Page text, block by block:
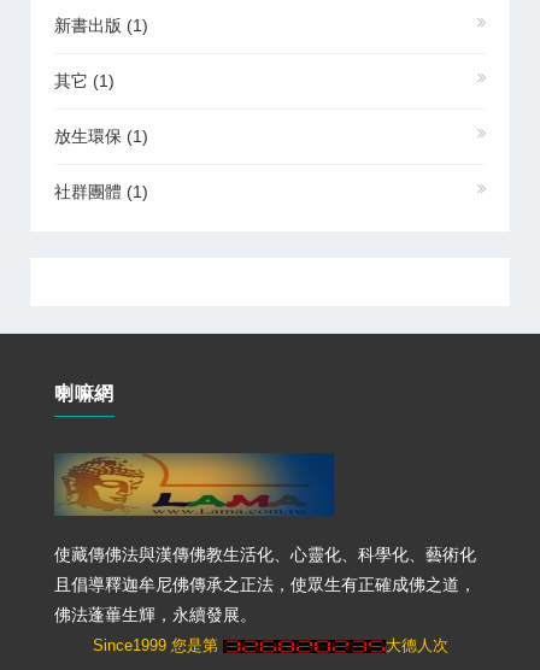
新書出版 (1)
其它 (1)
放生環保 (1)
社群團體 (1)
喇嘛網
使藏傳佛法與漢傳佛教生活化、心靈化、科學化、藝術化
且倡導釋迦牟尼佛傳承之正法，使眾生有正確成佛之道，
佛法蓬蓽生輝，永續發展。
Since1999 您是第 大德人次